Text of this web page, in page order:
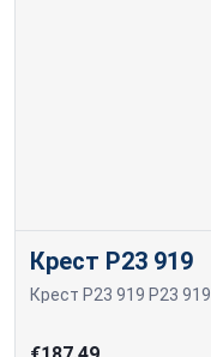
Крест P23 919
Крест P23 919 P23 919